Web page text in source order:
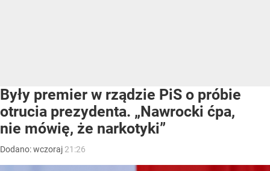
Były premier w rządzie PiS o próbie
otrucia prezydenta. „Nawrocki ćpa,
nie mówię, że narkotyki”
Dodano:wczoraj 21:26